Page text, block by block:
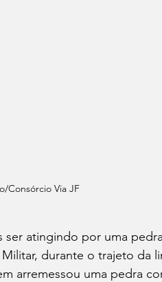
Consórcio Via JF
atingindo por uma
durante o trajeto da
arremessou uma pedra